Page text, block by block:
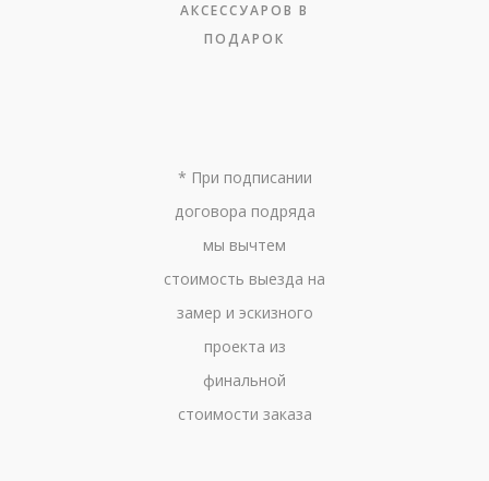
АКСЕССУАРОВ В
ПОДАРОК
* При подписании
договора подряда
мы вычтем
стоимость выезда на
замер и эскизного
проекта из
финальной
стоимости заказа